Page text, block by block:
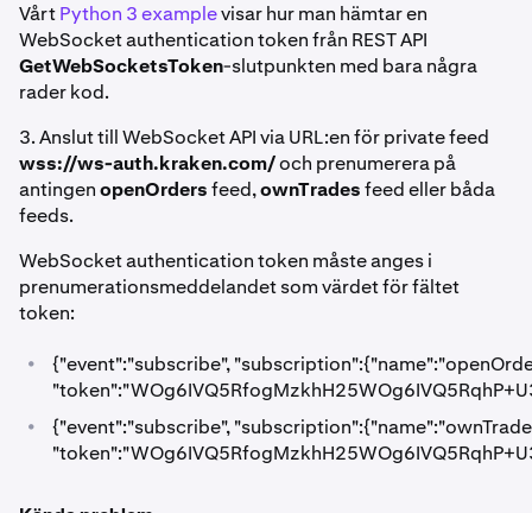
VårtPython 3 examplevisar hur man hämtar en
WebSocket authentication token från REST API
GetWebSocketsToken-slutpunkten med bara några
rader kod.
3. Anslut till WebSocket API via URL:en för private feed
wss://ws-auth.kraken.com/och prenumerera på
antingenopenOrdersfeed,ownTradesfeed eller båda
feeds.
WebSocket authentication token måste anges i
prenumerationsmeddelandet som värdet för fältet
token:
•
{"event":"subscribe",
•
{"event":"subscribe",